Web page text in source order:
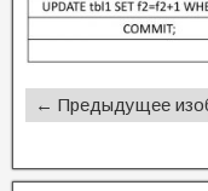
← Предыдущее